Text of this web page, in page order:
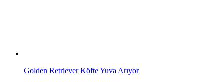
Golden Retriever Köfte Yuva Arıyor